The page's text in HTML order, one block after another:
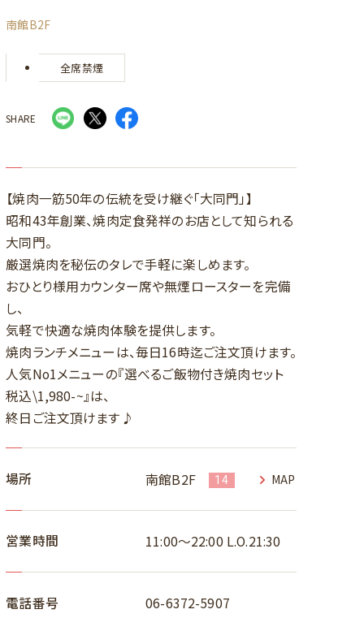
南館B2F
全席禁煙
SHARE
【焼肉一筋50年の伝統を受け継ぐ「大同門」】
昭和43年創業、焼肉定食発祥のお店として知られる
大同門。
厳選焼肉を秘伝のタレで手軽に楽しめます。
おひとり様用カウンター席や無煙ロースターを完備
し、
気軽で快適な焼肉体験を提供します。
焼肉ランチメニューは、毎日16時迄ご注文頂けます。
人気No1メニューの『選べるご飯物付き焼肉セット
税込\1,980-~』は、
終日ご注文頂けます♪
場所 南館B2F 14 MAP
営業時間 11:00～22:00 L.O.21:30
電話番号 06-6372-5907